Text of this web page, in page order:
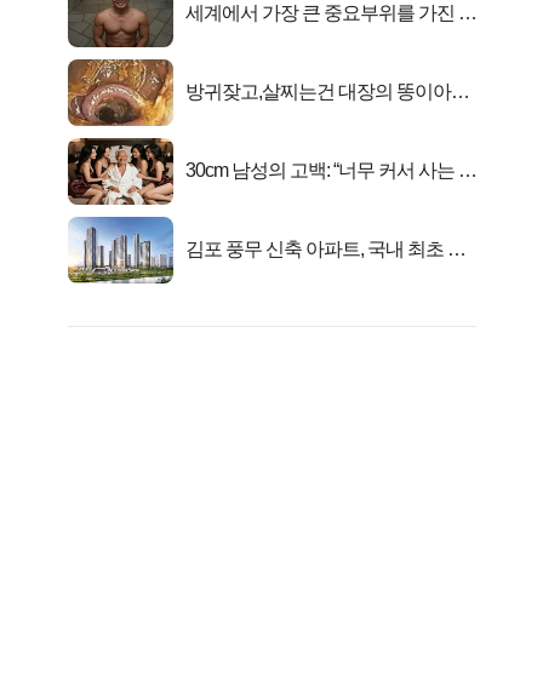
세계에서 가장 큰 중요부위를 가진 남
방귀잦고,살찌는건 대장의 똥이아니
30cm 남성의 고백: “너무 커서 사는 게
김포 풍무 신축 아파트, 국내 최초 반